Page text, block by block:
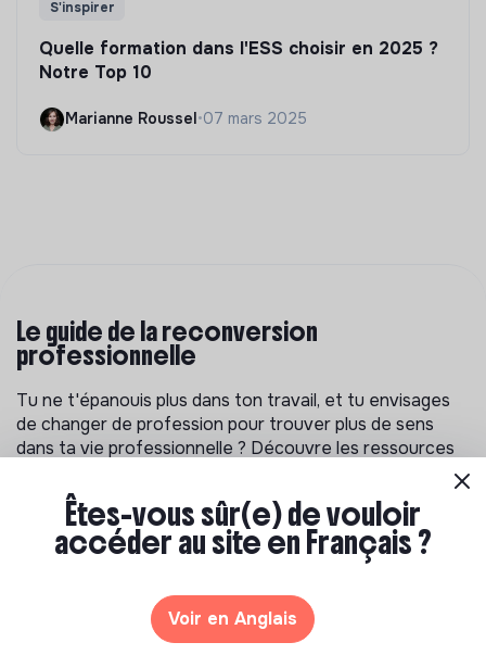
S'inspirer
Quelle formation dans l'ESS choisir en 2025 ?
Notre Top 10
Marianne Roussel•07 mars 2025
Le guide de la reconversion
professionnelle
Tu ne t'épanouis plus dans ton travail, et tu envisages
de changer de profession pour trouver plus de sens
dans ta vie professionnelle ? Découvre les ressources
trouver ta voie.
Êtes-vous sûr(e) de vouloir
accéder au site en Français ?
Voir en Anglais